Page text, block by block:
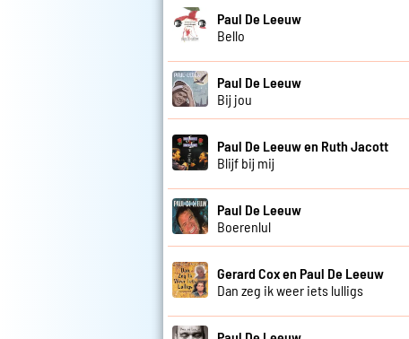
Paul De Leeuw
Bello
Paul De Leeuw
Bij jou
Paul De Leeuw en Ruth Jacott
Blijf bij mij
Paul De Leeuw
Boerenlul
Gerard Cox en Paul De Leeuw
Dan zeg ik weer iets lulligs